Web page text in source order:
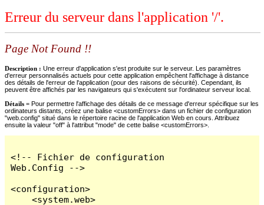
Erreur du serveur dans l'application '/'.
Page Not Found !!
Description : Une erreur d'application s'est produite sur le serveur. Les paramètres
d'erreur personnalisés actuels pour cette application empêchent l'affichage à distance
des détails de l'erreur de l'application (pour des raisons de sécurité). Cependant, ils
peuvent être affichés par les navigateurs qui s'exécutent sur l'ordinateur serveur local.
Détails = Pour permettre l'affichage des détails de ce message d'erreur spécifique sur les
ordinateurs distants, créez une balise <customErrors> dans un fichier de configuration
"web.config" situé dans le répertoire racine de l'application Web en cours. Attribuez
ensuite la valeur "off" à l'attribut "mode" de cette balise <customErrors>.
<!-- Fichier de configuration
Web.Config -->
<configuration>
    <system.web>